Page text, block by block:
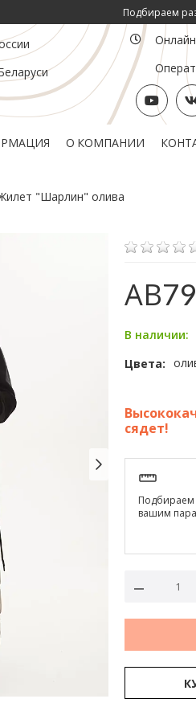
Подбираем размер по
О КОМПАНИИ
"Шарлин" олива
В наличии:
Цвета:
сядет!
вашим